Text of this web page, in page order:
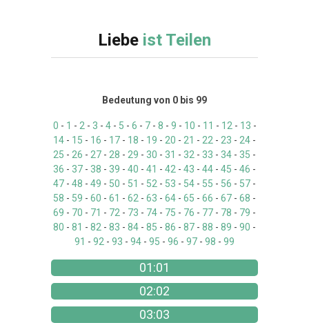
Liebe ist Teilen
Bedeutung von 0 bis 99
0 - 1 - 2 - 3 - 4- 5 - 6 - 7- 8 - 9 - 10 - 11 - 12 - 13 -
14 - 15 - 16 - 17 - 18 - 19 - 20 - 21 - 22 - 23 - 24 -
25 - 26 - 27 - 28 - 29 - 30 - 31 - 32 - 33 - 34 - 35 -
36 - 37 - 38 - 39 - 40 - 41 - 42 - 43 - 44 - 45 - 46 -
47 - 48 - 49 - 50 - 51 - 52 - 53 - 54 - 55 - 56 - 57 -
58 - 59 - 60 - 61 - 62 - 63 - 64 - 65 - 66 - 67 - 68 -
69 - 70 - 71 - 72 - 73 - 74 - 75 - 76 - 77 - 78 - 79 -
80 - 81 - 82 - 83 - 84 - 85 - 86 - 87 - 88 - 89 - 90 -
91 - 92 - 93 - 94 - 95 - 96 - 97 - 98 - 99
01:01
02:02
03:03